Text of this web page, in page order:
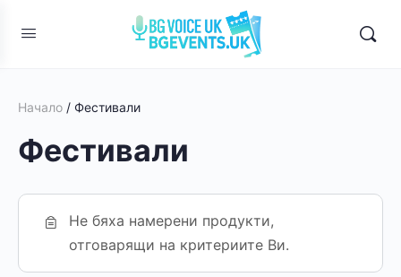
Начало / Фестивали
Фестивали
Не бяха намерени продукти,
отговарящи на критериите Ви.